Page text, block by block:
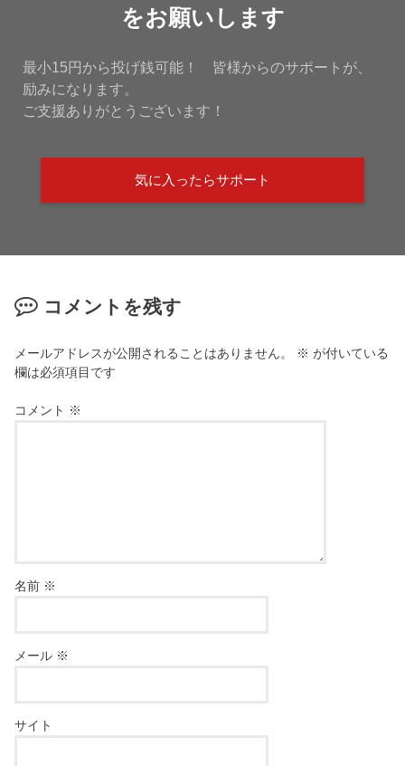
をお願いします
最小15円から投げ銭可能！ 皆様からのサポートが、
励みになります。
ご支援ありがとうございます！
気に入ったらサポート
コメントを残す
メールアドレスが公開されることはありません。 ※ が付いている
欄は必須項目です
コメント ※
名前 ※
メール ※
サイト